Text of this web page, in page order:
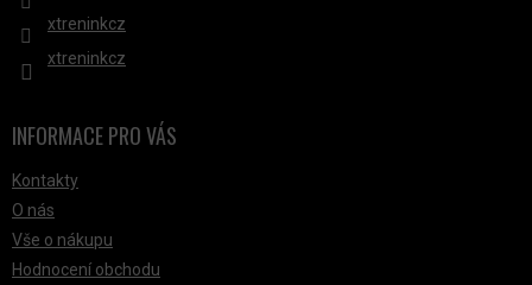
xtreninkcz
xtreninkcz
INFORMACE PRO VÁS
Kontakty
O nás
Vše o nákupu
Hodnocení obchodu